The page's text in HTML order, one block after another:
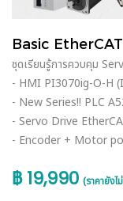
Basic
ชุดเรียนรู้การควบคุม
- HMI PI3070ig-O-H
- New Series!! PLC
- Servo Drive
- Encoder + Motor
฿ 19,990 (ราคายังไ